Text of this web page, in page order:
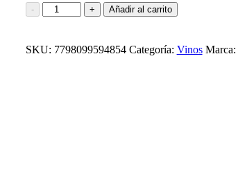
-
VINO
FIN
MUNDO
MALBEC
+ Añadir al carrito
SKU: 7798099594854 Categoría: Vinos Marca: